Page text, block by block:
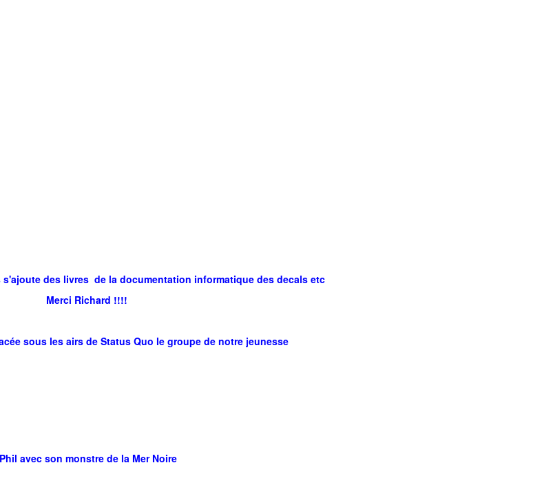
des livres de la documentation informatique des decals etc
Merci Richard !!!!
sous les airs de Status Quo le groupe de notre jeunesse
Phil avec son monstre de la Mer Noire